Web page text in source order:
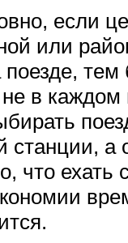
если
или
поезде,
в каждом
станции, а
что ехать